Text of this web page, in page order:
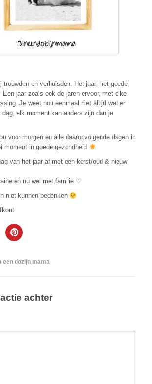
trouwden en verhuisden. Het jaar met goede
Een jaar zoals ook de jaren ervoor, met elke
Je weet nou eenmaal niet altijd wat er
dag, elk moment kan anders zijn dan je
voor morgen en alle daaropvolgende dagen in
moment in goede gezondheid
van het jaar af met een kerst/oud & nieuw
en nu wel met familie ♡
niet kunnen bedenken
een dozijn mama
achter